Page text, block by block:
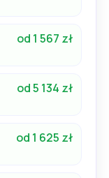
od 1 567 zł
od 5 134 zł
od 1 625 zł